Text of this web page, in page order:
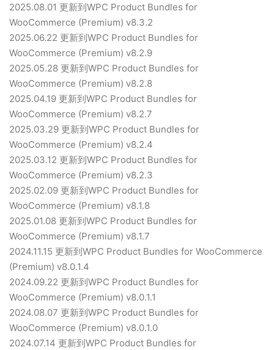
2025.08.01 更新到WPC Product Bundles for
WooCommerce (Premium) v8.3.2
2025.06.22 更新到WPC Product Bundles for
WooCommerce (Premium) v8.2.9
2025.05.28 更新到WPC Product Bundles for
WooCommerce (Premium) v8.2.8
2025.04.19 更新到WPC Product Bundles for
WooCommerce (Premium) v8.2.7
2025.03.29 更新到WPC Product Bundles for
WooCommerce (Premium) v8.2.4
2025.03.12 更新到WPC Product Bundles for
WooCommerce (Premium) v8.2.3
2025.02.09 更新到WPC Product Bundles for
WooCommerce (Premium) v8.1.8
2025.01.08 更新到WPC Product Bundles for
WooCommerce (Premium) v8.1.7
2024.11.15 更新到WPC Product Bundles for WooCommerce
(Premium) v8.0.1.4
2024.09.22 更新到WPC Product Bundles for
WooCommerce (Premium) v8.0.1.1
2024.08.07 更新到WPC Product Bundles for
WooCommerce (Premium) v8.0.1.0
2024.07.14 更新到WPC Product Bundles for